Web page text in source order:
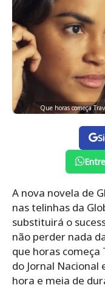
Que horas começa
A nova novela de
nas telinhas da
substituirá o
não perder nada
que horas começa
do Jornal
hora e meia de